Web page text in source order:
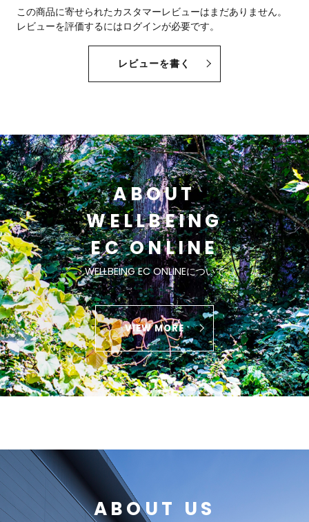
この商品に寄せられたカスタマーレビューはまだありません。
レビューを評価するにはログインが必要です。
レビューを書く
ABOUT
WELLBEING
EC ONLINE
WELLBEING EC ONLINEについて
VIEW MORE
ABOUT US